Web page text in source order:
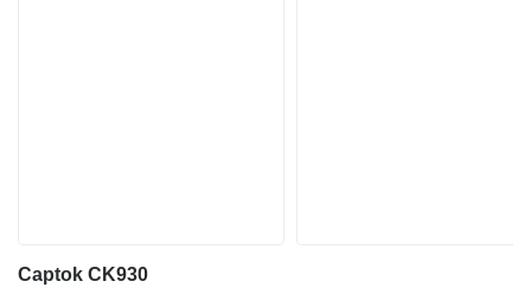
Captok CK930